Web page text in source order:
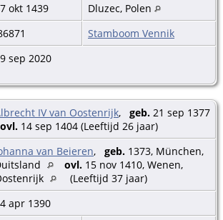
okt 1439
Dluzec, Polen
Stamboom Vennik
sep 2020
IV van Oostenrijk, geb. 21 sep 1377
ovl. 14 sep 1404 (Leeftijd 26 jaar)
van Beieren, geb. 1373, München,
ovl. 15 nov 1410, Wenen,
(Leeftijd 37 jaar)
apr 1390